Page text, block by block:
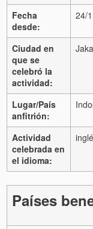
Fecha
desde:
24/
Ciudad en
que se
celebró la
actividad:
Lugar/País
anfitrión:
Actividad
celebrada en
el idioma:
Países